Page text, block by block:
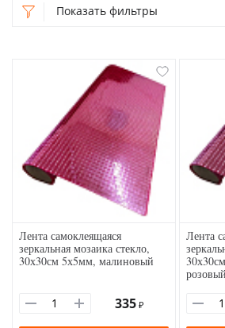
Показать фильтры
Лента самоклеящаяся
зеркальная мозаика стекло,
30х30см 5х5мм, малиновый
335 ₽
Лента
розовый